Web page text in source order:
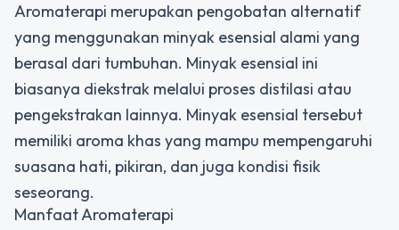
Aromaterapi merupakan pengobatan alternatif
yang menggunakan minyak esensial alami yang
berasal dari tumbuhan. Minyak esensial ini
biasanya diekstrak melalui proses distilasi atau
pengekstrakan lainnya. Minyak esensial tersebut
memiliki aroma khas yang mampu mempengaruhi
suasana hati, pikiran, dan juga kondisi fisik
seseorang.
Manfaat Aromaterapi